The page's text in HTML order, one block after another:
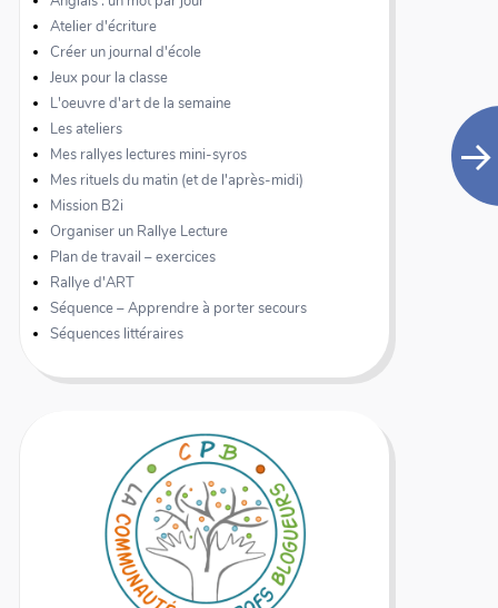
Atelier d'écriture
Créer un journal d'école
Jeux pour la classe
L'oeuvre d'art de la semaine
Les ateliers
Mes rallyes lectures mini-syros
Mes rituels du matin (et de l'après-midi)
Mission B2i
Organiser un Rallye Lecture
Plan de travail – exercices
Rallye d'ART
Séquence – Apprendre à porter secours
Séquences littéraires